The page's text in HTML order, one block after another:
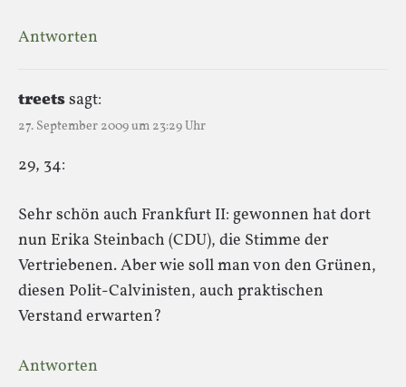
Antworten
treetssagt:
27. September 2009 um 23:29 Uhr
29, 34:
Sehr schön auch Frankfurt II: gewonnen hat dort
nun Erika Steinbach (CDU), die Stimme der
Vertriebenen. Aber wie soll man von den Grünen,
diesen Polit-Calvinisten, auch praktischen
Verstand erwarten?
Antworten